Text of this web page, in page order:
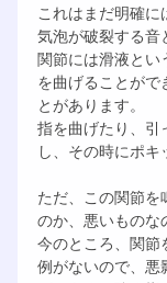
これはまだ明確
気泡が破裂する音
関節には滑液とい
を曲げることがで
とがあります。
指を曲げたり、引
し、その時にポキ
ただ、この関節
のか、悪いものな
今のところ、関節
例がないので、悪